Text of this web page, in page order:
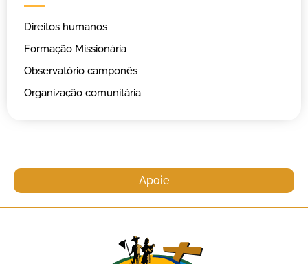
Direitos humanos
Formação Missionária
Observatório camponês
Organização comunitária
Apoie